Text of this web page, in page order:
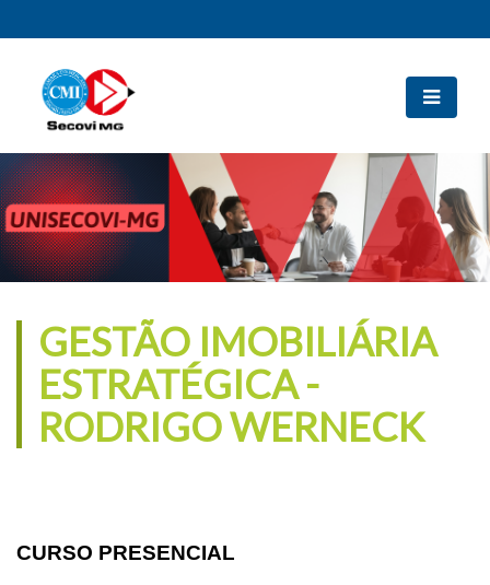
GESTÃO IMOBILIÁRIA
ESTRATÉGICA -
RODRIGO WERNECK
CURSO PRESENCIAL